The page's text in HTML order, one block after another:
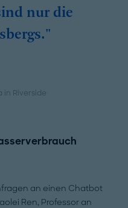
nur die
in Riverside
an einen Chatbot
Ren, Professor an